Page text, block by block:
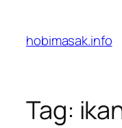
content
hobimasak.info
Tag: